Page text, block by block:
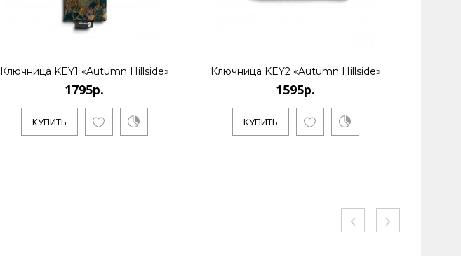
Ключница KEY1 «Autumn Hillside»
1795р.
КУПИТЬ
Ключница KEY2 «Autumn Hillside»
1595р.
КУПИТЬ